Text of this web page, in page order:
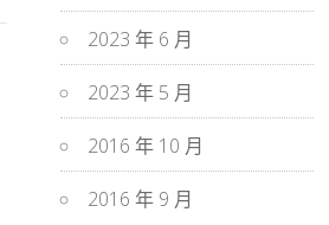
2023 年 6 月
2023 年 5 月
2016 年 10 月
2016 年 9 月